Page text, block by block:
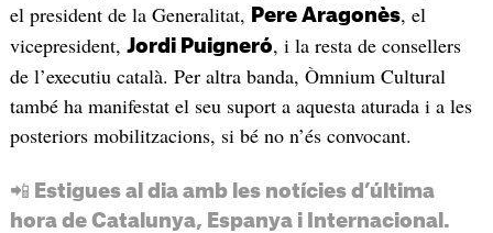
el president de la Generalitat, Pere Aragonès, el
vicepresident, Jordi Puigneró, i la resta de consellers
de l’executiu català. Per altra banda, Òmnium Cultural
també ha manifestat el seu suport a aquesta aturada i a les
posteriors mobilitzacions, si bé no n’és convocant.
📲 Estigues al dia amb les notícies d’última
hora de Catalunya, Espanya i Internacional.